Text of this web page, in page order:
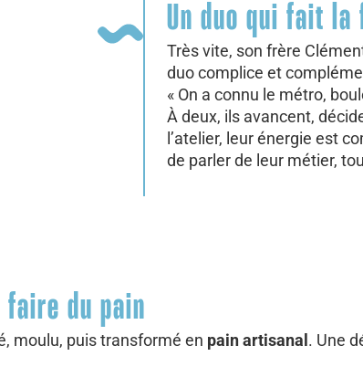
Un duo qui fait
Très vite, son frère
duo complice et
« On a connu le métro,
À deux, ils avancent,
l’atelier, leur énergie est
de parler de leur métier,
faire du pain
moulu, puis transformé en pain artisanal . Une